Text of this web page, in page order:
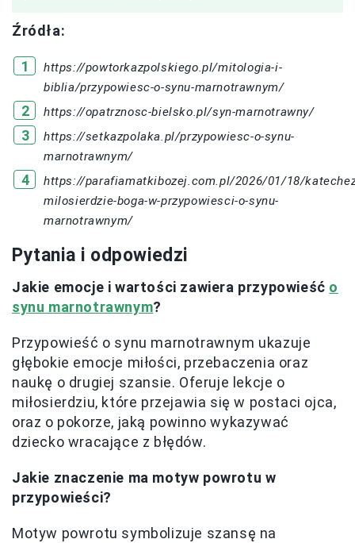
Źródła:
https://powtorkazpolskiego.pl/mitologia-i-
biblia/przypowiesc-o-synu-marnotrawnym/
https://opatrznosc-bielsko.pl/syn-marnotrawny/
https://setkazpolaka.pl/przypowiesc-o-synu-
marnotrawnym/
https://parafiamatkibozej.com.pl/2026/01/18/
milosierdzie-boga-w-przypowiesci-o-synu-
marnotrawnym/
Pytania i odpowiedzi
Jakie emocje i wartości zawiera przypowieść o
synu marnotrawnym?
Przypowieść o synu marnotrawnym ukazuje
głębokie emocje miłości, przebaczenia oraz
naukę o drugiej szansie. Oferuje lekcje o
miłosierdziu, które przejawia się w postaci ojca,
oraz o pokorze, jaką powinno wykazywać
dziecko wracające z błędów.
Jakie znaczenie ma motyw powrotu w
przypowieści?
Motyw powrotu symbolizuje szansę na